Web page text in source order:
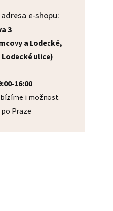
e-shopu:
3
a Lodecké,
Lodecké ulice)
16:00
i možnost
Praze